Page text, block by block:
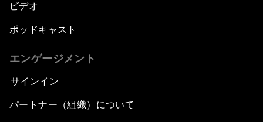
ビデオ
ポッドキャスト
エンゲージメント
サインイン
パートナー（組織）について